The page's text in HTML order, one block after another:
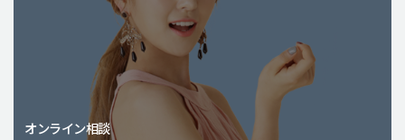
脂肪注入(アンチエイジング)
オンライン相談